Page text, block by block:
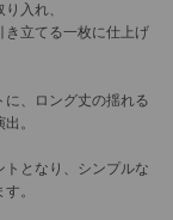
入れ、
き立てる一枚に仕上げ
、ロング丈の揺れる
。
となり、シンプルな
。